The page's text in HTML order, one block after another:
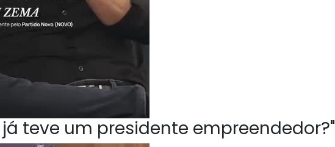
já teve um presidente empreendedor?"